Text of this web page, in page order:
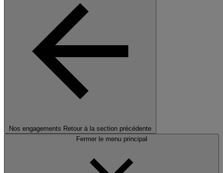
Nos engagements Retour à la section précédente
Fermer le menu principal